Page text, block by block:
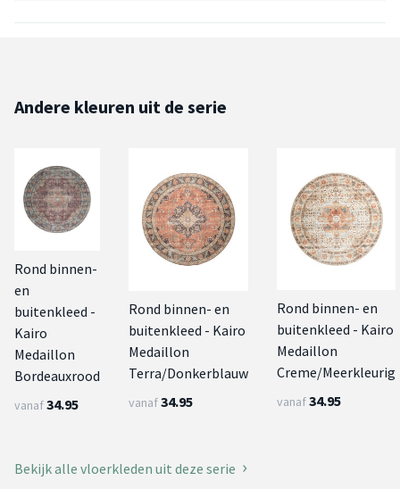
Andere kleuren uit de serie
Rond binnen-
en
buitenkleed -
Kairo
Medaillon
Bordeauxrood
vanaf34.95
Rond binnen- en
buitenkleed - Kairo
Medaillon
Terra/Donkerblauw
vanaf34.95
Rond binnen- en
buitenkleed - Kairo
Medaillon
Creme/Meerkleurig
vanaf34.95
Bekijk alle vloerkleden uit deze serie